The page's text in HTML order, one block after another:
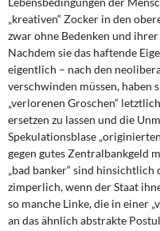
„kreativen“ Zocker in den
zwar ohne Bedenken und
Nachdem sie das haftende
eigentlich – nach den
verschwinden müssen, haben
„verlorenen Groschen“
ersetzen zu lassen und die
Spekulationsblase
gegen gutes Zentralbankgeld
„bad banker“ sind
zimperlich, wenn der Staat
so manche Linke, die in einer
an das ähnlich abstrakte